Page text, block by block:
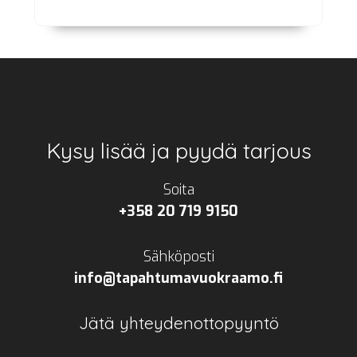
Footer
Kysy lisää ja pyydä tarjous
Soita
+358 20 719 9150
Sähköposti
info@tapahtumavuokraamo.fi
Jätä yhteydenottopyyntö